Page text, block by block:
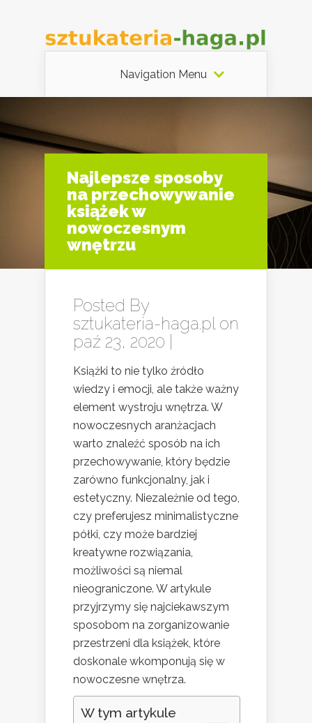
Navigation Menu
Najlepsze sposoby
na przechowywanie
książek w
nowoczesnym
wnętrzu
Posted By
sztukateria-haga.plon
paź 23, 2020 |
Książki to nie tylko źródło
wiedzy i emocji, ale także ważny
element wystroju wnętrza. W
nowoczesnych aranżacjach
warto znaleźć sposób na ich
przechowywanie, który będzie
zarówno funkcjonalny, jak i
estetyczny. Niezależnie od tego,
czy preferujesz minimalistyczne
półki, czy może bardziej
kreatywne rozwiązania,
możliwości są niemal
nieograniczone. W artykule
przyjrzymy się najciekawszym
sposobom na zorganizowanie
przestrzeni dla książek, które
doskonale wkomponują się w
nowoczesne wnętrza.
W tym artykule